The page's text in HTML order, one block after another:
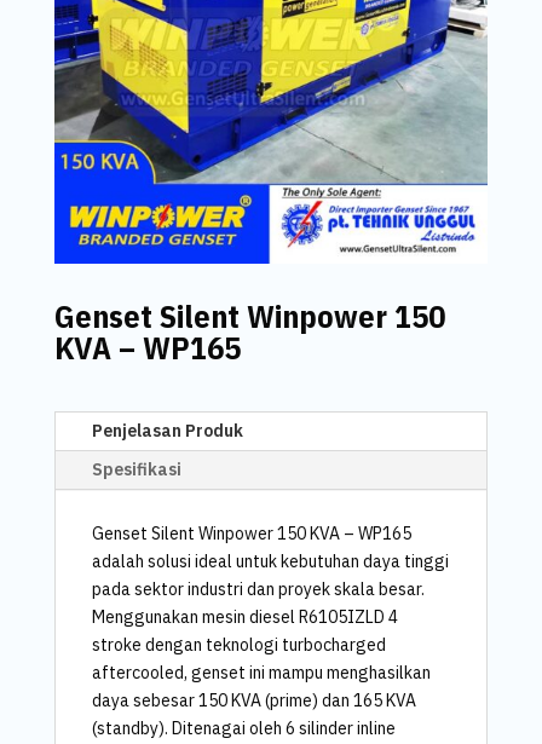
Genset Silent Winpower 150
KVA – WP165
Penjelasan Produk
Spesifikasi
Genset Silent Winpower 150 KVA – WP165
adalah solusi ideal untuk kebutuhan daya tinggi
pada sektor industri dan proyek skala besar.
Menggunakan mesin diesel R6105IZLD 4
stroke dengan teknologi turbocharged
aftercooled, genset ini mampu menghasilkan
daya sebesar 150 KVA (prime) dan 165 KVA
(standby). Ditenagai oleh 6 silinder inline